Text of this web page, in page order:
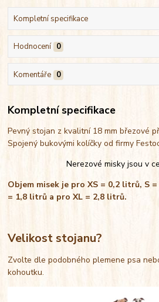
Kompletní specifikace
Hodnocení 0
Komentáře 0
Kompletní specifikace
Pevný stojan z kvalitní 18 mm březové
Spojený bukovými kolíčky od firmy
Nerezové misky jsou v
Objem misek je pro XS = 0,2 litrů, S
= 1,8 litrů a pro XL = 2,8 litrů.
Velikost stojanu?
Zvolte dle podobného plemene psa
kohoutku.